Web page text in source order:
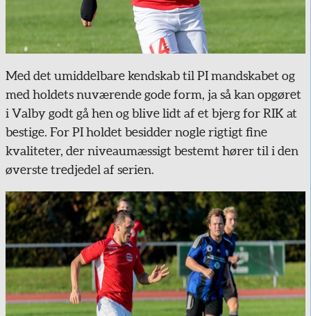
Med det umiddelbare kendskab til PI mandskabet og
med holdets nuværende gode form, ja så kan opgøret
i Valby godt gå hen og blive lidt af et bjerg for RIK at
bestige. For PI holdet besidder nogle rigtigt fine
kvaliteter, der niveaumæssigt bestemt hører til i den
øverste tredjedel af serien.